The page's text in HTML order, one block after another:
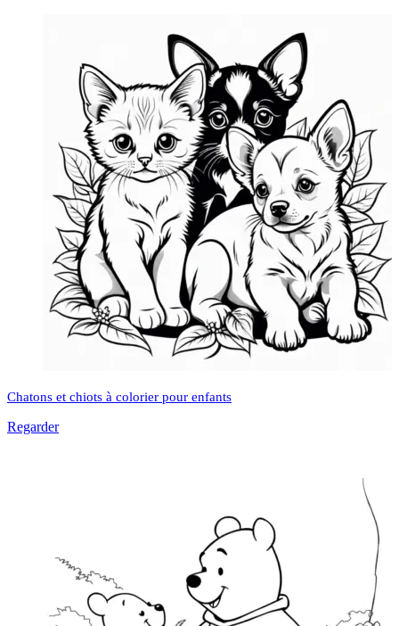
Chatons et chiots à colorier pour enfants
Regarder